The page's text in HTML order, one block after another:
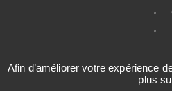
Afin d’améliorer votre expérience
plus